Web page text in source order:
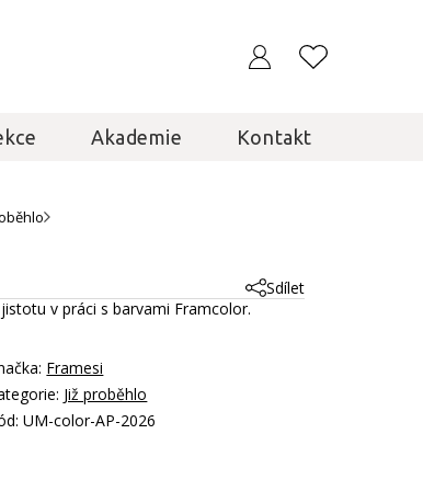
Akademie Kontakt
Sdílet
v práci s barvami Framcolor.
Framesi
Již proběhlo
UM-color-AP-2026